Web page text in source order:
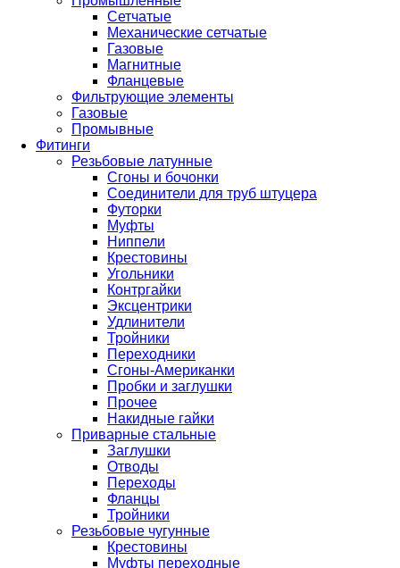
Сетчатые
Механические сетчатые
Газовые
Магнитные
Фланцевые
Фильтрующие элементы
Газовые
Промывные
Фитинги
Резьбовые латунные
Сгоны и бочонки
Соединители для труб штуцера
Футорки
Муфты
Ниппели
Крестовины
Угольники
Контргайки
Эксцентрики
Удлинители
Тройники
Переходники
Сгоны-Американки
Пробки и заглушки
Прочее
Накидные гайки
Приварные стальные
Заглушки
Отводы
Переходы
Фланцы
Тройники
Резьбовые чугунные
Крестовины
Муфты переходные